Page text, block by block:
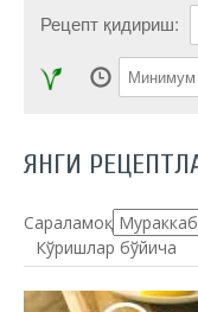
Рецепт қидириш:
ЯНГИ
Сараламоқ:
Кўришлар бўйича